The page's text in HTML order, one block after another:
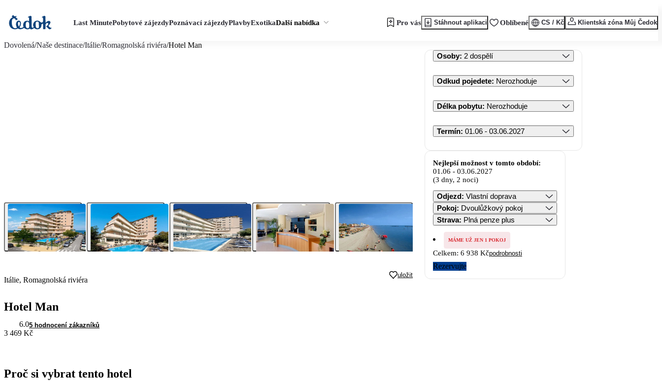
Last MinutePobytové zájezdyPoznávací zájezdyPlavbyExotikaDalší nabídka Pro vás Stáhnout aplikaci Oblíbené CS / Kč Klientská zóna Můj Čedok
Dovolená/Naše destinace/Itálie/Romagnolská riviéra/Hotel Man
Itálie, Romagnolská riviéra
uložit
Hotel Man
6.05 hodnocení zákazníků
3 469 Kč
Proč si vybrat tento hotel
Osoby: 2 dospělí
Odkud pojedete: Nerozhoduje
Délka pobytu: Nerozhoduje
Termín: 01.06 - 03.06.2027
Nejlepší možnost v tomto období:
01.06 - 03.06.2027
(3 dny, 2 noci)
Odjezd: Vlastní doprava
Pokoj: Dvoulůžkový pokoj
Strava: Plná penze plus
MÁME UŽ JEN 1 POKOJ
Celkem: 6 938 Kčpodrobnosti
Rezervujte